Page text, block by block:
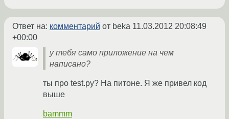
Ответ на: комментарий от beka 11.03.2012 20:08:49
+00:00
у тебя само приложение на чем
написано?
ты про test.py? На питоне. Я же привел код
выше
bammm